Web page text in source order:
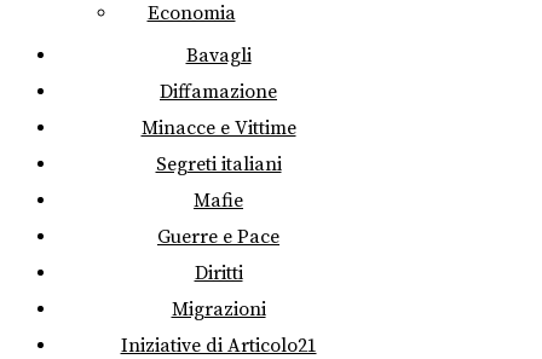
Economia
Bavagli
Diffamazione
Minacce e Vittime
Segreti italiani
Mafie
Guerre e Pace
Diritti
Migrazioni
Iniziative di Articolo21